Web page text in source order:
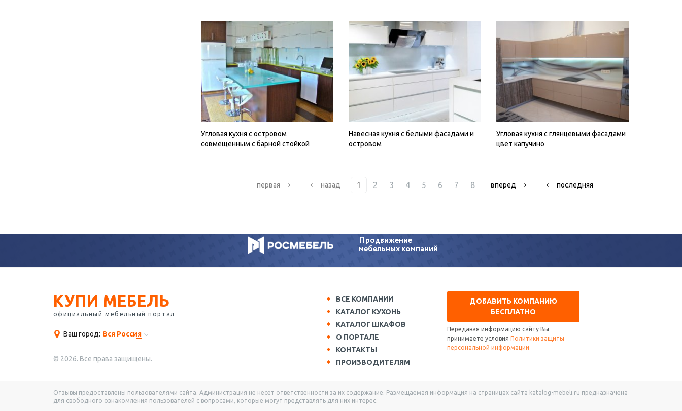
Угловая кухня с островом
совмещенным с барной стойкой
Навесная кухня с белыми фасадами и
островом
Угловая кухня с глянцевыми фасадами
цвет капучино
первая назад 1 2 3 4 5 6 7 8 вперед последняя
Продвижение
мебельных компаний
КУПИ МЕБЕЛЬ
официальный мебельный портал
Ваш город: Вся Россия
© 2026. Все права защищены.
ВСЕ КОМПАНИИ
КАТАЛОГ КУХОНЬ
КАТАЛОГ ШКАФОВ
О ПОРТАЛЕ
КОНТАКТЫ
ПРОИЗВОДИТЕЛЯМ
ДОБАВИТЬ КОМПАНИЮ
БЕСПЛАТНО
Передавая информацию сайту Вы
принимаете условияПолитики защиты
персональной информации
Отзывы предоставлены пользователями сайта. Администрация не несет ответственности за их содержание. Размещаемая информация на страницах сайта katalog-mebeli.ru предназначена
для свободного ознакомления пользователей с вопросами, которые могут представлять для них интерес.